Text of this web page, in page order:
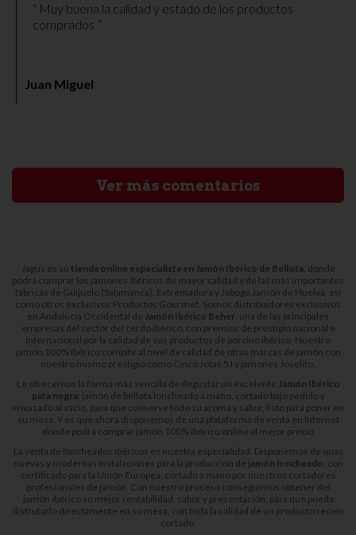
comprados
Juan Miguel
Ver más comentarios
Jagus es su tienda online especialista en Jamón Ibérico de Bellota , donde
podrá comprar los jamones ibéricos de mayor calidad y de las más importantes
fábricas de Guijuelo (Salamanca), Extremadura y Jabugo Jamón de Huelva, así
como otros exclusivos Productos Gourmet. Somos distribuidores exclusivos
en Andalucía Occidental de Jamón Ibérico Beher , una de las principales
empresas del sector del cerdo ibérico, con premios de prestigio nacional e
internacional por la calidad de sus productos de porcino ibérico. Nuestro
jamón 100% Ibérico compite al nivel de calidad de otras marcas de jamón con
nuestro mismo prestigio como Cinco Jotas 5J y jamones Joselito.
Le ofrecemos la forma más sencilla de degustar un excelente Jamón Ibérico
pata negra; jamón de bellota loncheado a mano, cortado bajo pedido y
envasado al vacío, para que conserve todo su aroma y sabor, listo para poner en
su mesa. Y es que ahora disponemos de una plataforma de venta en Internet
donde podrá comprar jamón 100% ibérico online al mejor precio
La venta de loncheados ibéricos es nuestra especialidad. Disponemos de unas
nuevas y modernas instalaciones para la producción de jamón loncheado , con
certificado para la Unión Europea, cortado a mano por nuestros cortadores
profesionales de jamón. Con nuestro proceso conseguimos obtener del
jamón ibérico su mejor rentabilidad, sabor y presentación, para que pueda
disfrutarlo directamente en su mesa, con toda la calidad de un producto recién
cortado.